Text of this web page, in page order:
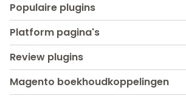
Populaire plugins
Platform pagina's
Review plugins
Magento boekhoudkoppelingen